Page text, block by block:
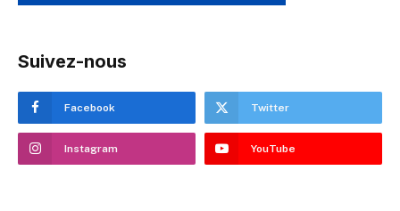
Suivez-nous
Facebook Twitter
Instagram YouTube